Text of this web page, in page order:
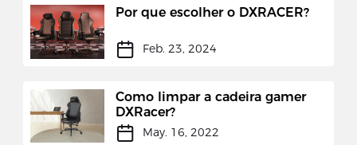
Por que escolher o DXRACER?
Feb. 23, 2024
Como limpar a cadeira gamer
DXRacer?
May. 16, 2022